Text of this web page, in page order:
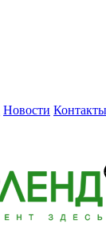
Новости Контакты